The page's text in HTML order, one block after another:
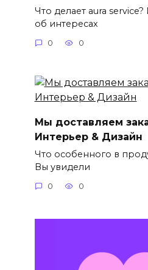
Что делает aura
об интересах
0 0
Мы доставляем
Интерьер & Дизайн
Что особенного в
Вы увидели
0 0